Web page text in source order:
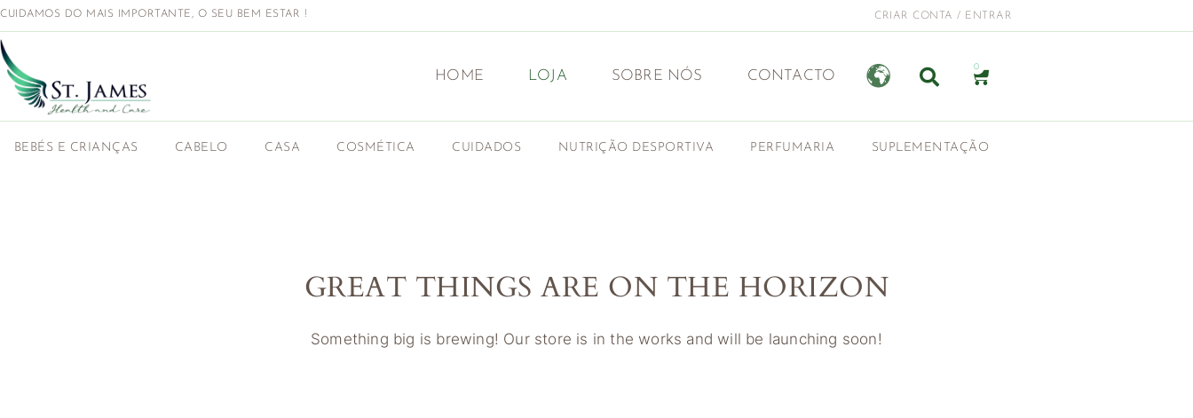
CUIDAMOS DO MAIS IMPORTANTE, O SEU BEM ESTAR ! CRIAR CONTA / ENTRAR
HOME LOJA SOBRE NÓS CONTACTO
0
BEBÉS E CRIANÇAS CABELO CASA COSMÉTICA CUIDADOS NUTRIÇÃO DESPORTIVA PERFUMARIA SUPLEMENTAÇÃO
GREAT THINGS ARE ON THE HORIZON
Something big is brewing! Our store is in the works and will be launching soon!